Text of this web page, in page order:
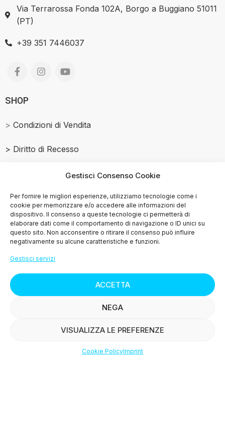
Gestisci Consenso Cookie
Per fornire le migliori esperienze, utilizziamo tecnologie come i
cookie per memorizzare e/o accedere alle informazioni del
dispositivo. Il consenso a queste tecnologie ci permetterà di
elaborare dati come il comportamento di navigazione o ID unici su
questo sito. Non acconsentire o ritirare il consenso può influire
negativamente su alcune caratteristiche e funzioni.
Gestisci servizi
ACCETTA
NEGA
VISUALIZZA LE PREFERENZE
Cookie PolicyImprint
Via Terrarossa Fonda 102A, Borgo a Buggiano 51011
(PT)
+39 351 7446037
SHOP
> Condizioni di Vendita
> Diritto di Recesso
Salmone Affumicato
> Privacy Policy
> Cookie Policy (UE)
MENU
> I nostri prodotti
Filters Wishlist